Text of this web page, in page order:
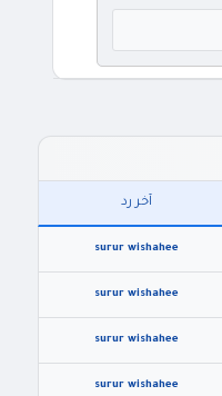
آخر رد
surur wishahee
surur wishahee
surur wishahee
surur wishahee